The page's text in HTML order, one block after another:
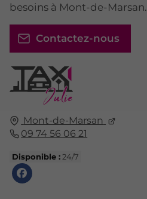
Mont-de-Marsan
09 74 56 06 21
Disponible : 24/7
besoins à Mont-de-Marsan.
Contactez-nous